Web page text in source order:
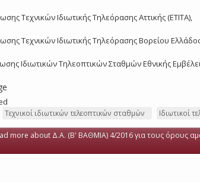
Τεχνικών Ιδιωτικής Τηλεόρασης Αττικής (ΕΤΙΤΑ),
Τεχνικών Ιδιωτικής Τηλεόρασης Βορείου
Ιδιωτικών Τηλεοπτικών Σταθμών Εθνικής
Τεχνικοί ιδιωτικών τελεοπτικών σταθμών Ιδιωτικοί
more about Δ.Α. (Β' ΒΑΘΜΙΑ) 4/2016 για τους όρους